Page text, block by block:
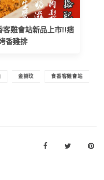
客雞會站新品上市!!痞
香雞排
金詩玟 食香客雞會站